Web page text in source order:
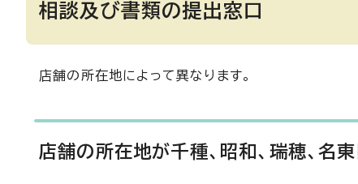
相談及び書類の提出窓口
店舗の所在地によって異なります。
店舗の所在地が千種、昭和、瑞穂、名